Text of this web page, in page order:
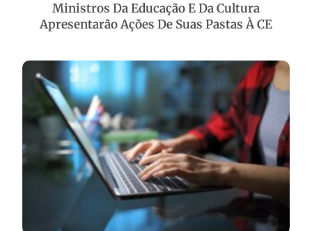
Ministros Da Educação E Da Cultura
Apresentarão Ações De Suas Pastas À CE